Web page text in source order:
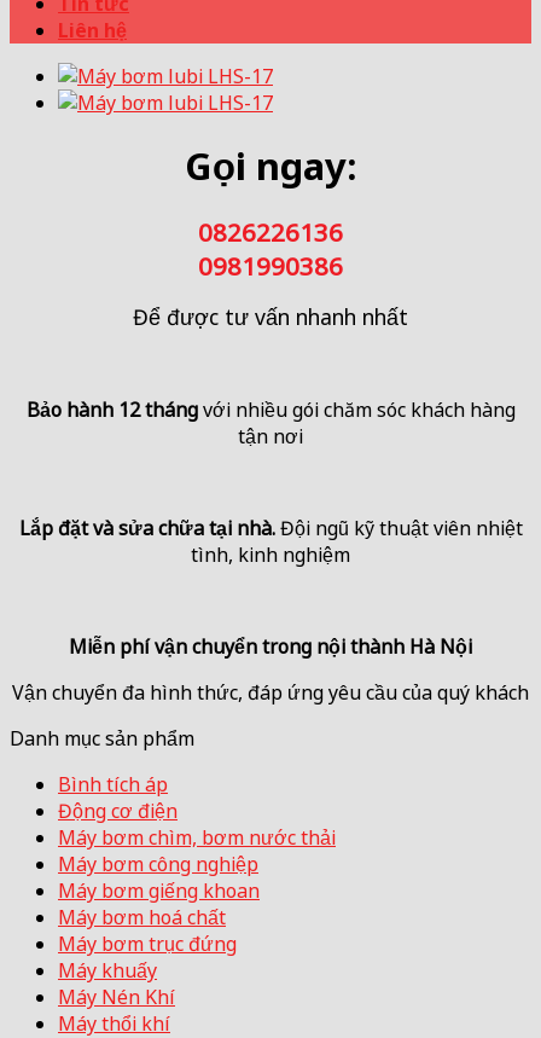
Liên hệ
Gọi ngay:
0826226136
0981990386
Để được tư vấn nhanh nhất
Bảo hành 12 thángvới nhiều gói chăm sóc khách hàng
tận nơi
Lắp đặt và sửa chữa tại nhà.Đội ngũ kỹ thuật viên nhiệt
tình, kinh nghiệm
Miễn phí vận chuyển trong nội thành Hà Nội
Vận chuyển đa hình thức, đáp ứng yêu cầu của quý khách
Danh mục sản phẩm
Bình tích áp
Động cơ điện
Máy bơm chìm, bơm nước thải
Máy bơm công nghiệp
Máy bơm giếng khoan
Máy bơm hoá chất
Máy bơm trục đứng
Máy khuấy
Máy Nén Khí
Máy thổi khí